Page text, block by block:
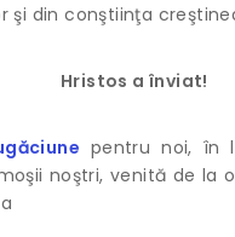
şi din conştiinţa
Hristos a înviat!
pentru noi, în
noştri, venită de la o